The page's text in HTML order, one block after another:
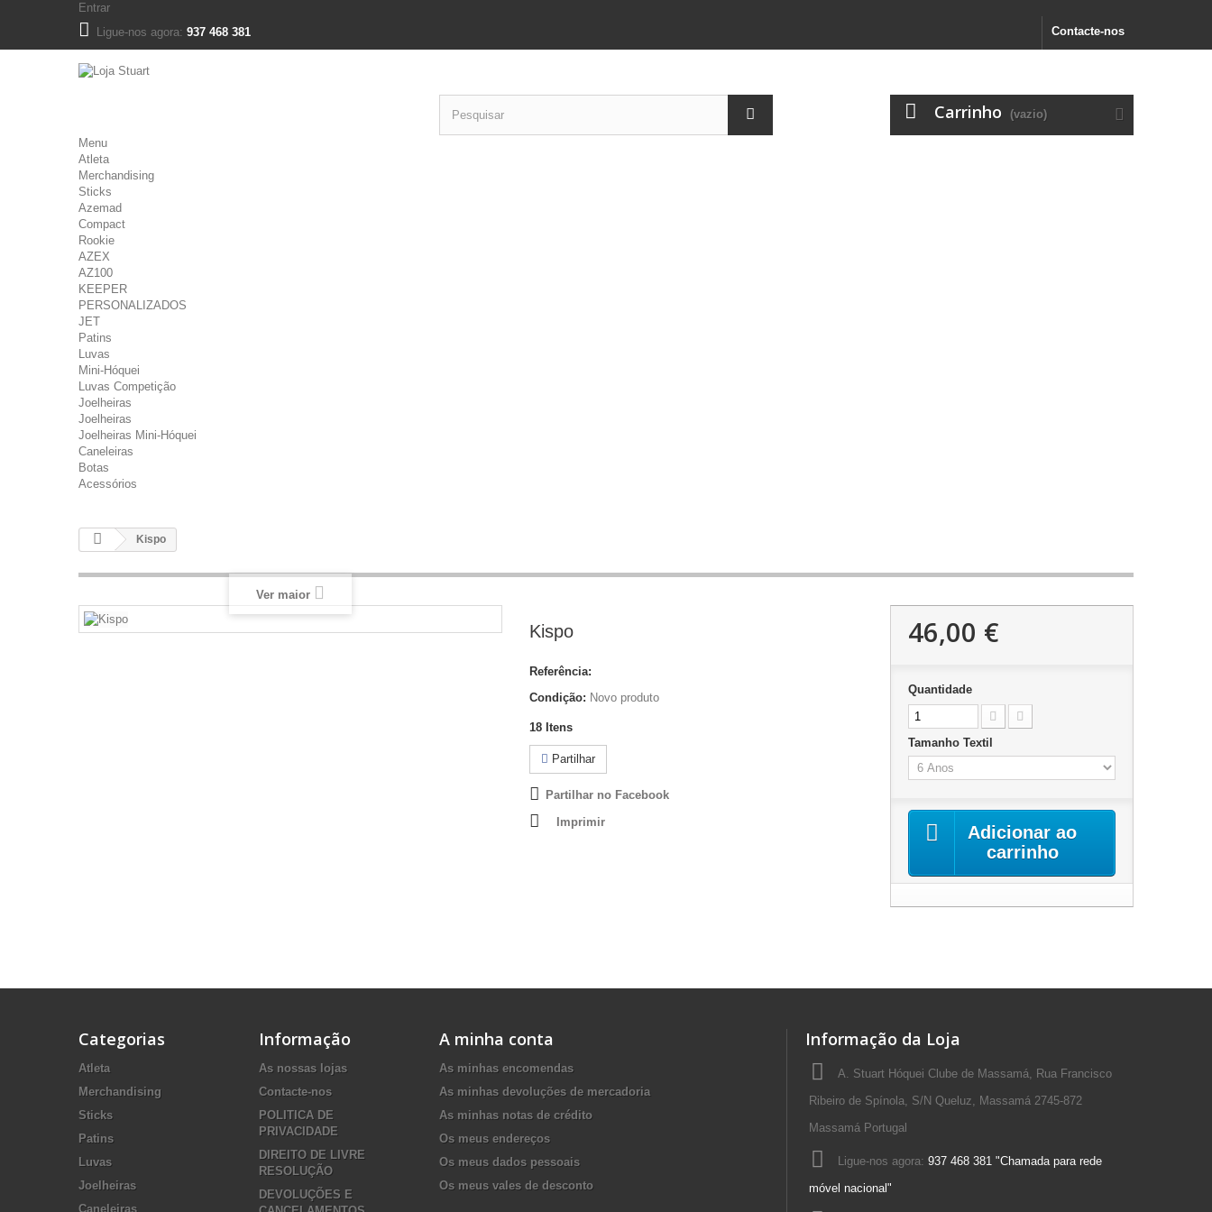
Entrar
Contacte-nos
Ligue-nos agora: 937 468 381
Carrinho (vazio)
Menu
Atleta
Merchandising
Sticks
Azemad
Compact
Rookie
AZEX
AZ100
KEEPER
PERSONALIZADOS
JET
Patins
Luvas
Mini-Hóquei
Luvas Competição
Joelheiras
Joelheiras
Joelheiras Mini-Hóquei
Caneleiras
Botas
Acessórios
Kispo
Ver maior
Kispo
Referência:
Condição: Novo produto
18 Itens
Partilhar
Partilhar no Facebook
Imprimir
46,00 €
Quantidade
Tamanho Textil
Adicionar ao
carrinho
Categorias
Atleta
Merchandising
Sticks
Patins
Luvas
Joelheiras
Caneleiras
Informação
As nossas lojas
Contacte-nos
POLITICA DE
PRIVACIDADE
DIREITO DE LIVRE
RESOLUÇÃO
DEVOLUÇÕES E
A minha conta
As minhas encomendas
As minhas devoluções de mercadoria
As minhas notas de crédito
Os meus endereços
Os meus dados pessoais
Os meus vales de desconto
Informação da Loja
A. Stuart Hóquei Clube de Massamá, Rua Francisco
Ribeiro de Spínola, S/N Queluz, Massamá 2745-872
Massamá Portugal
Ligue-nos agora: 937 468 381 "Chamada para rede
móvel nacional"